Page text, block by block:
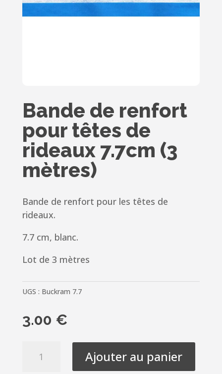
Bande de renfort
pour têtes de
rideaux 7.7cm (3
mètres)
Bande de renfort pour les têtes de
rideaux.
7.7 cm, blanc.
Lot de 3 mètres
UGS : Buckram 7.7
3.00 €
Ajouter au panier